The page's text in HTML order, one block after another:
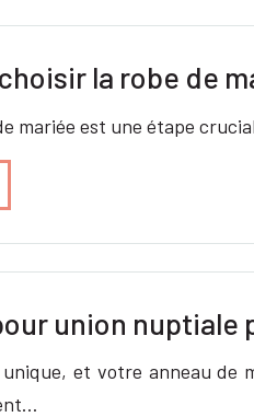
la robe de
mariée est une étape
union nuptiale
et votre anneau de